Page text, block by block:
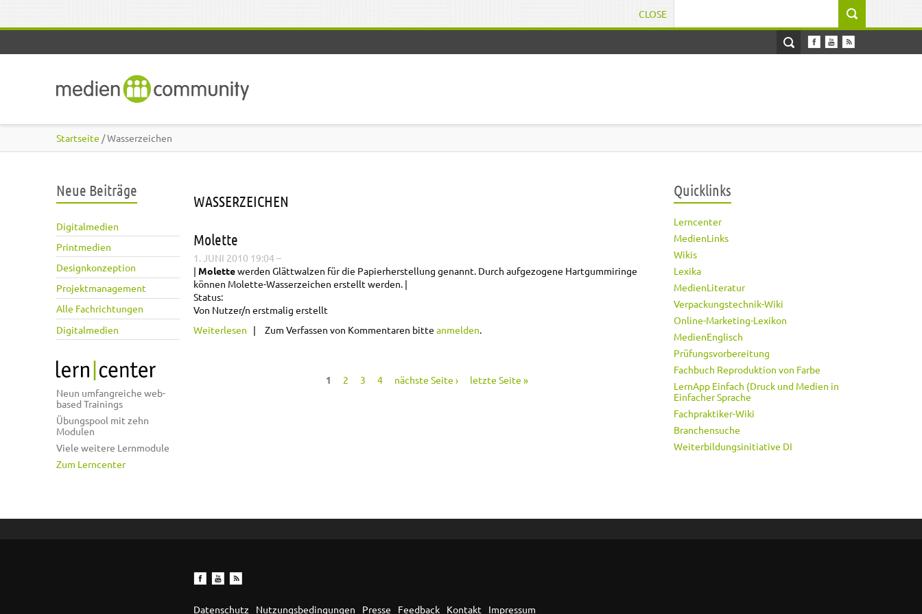
CLOSE
Startseite / Wasserzeichen
Neue Beiträge
Digitalmedien
Printmedien
Designkonzeption
Projektmanagement
Alle Fachrichtungen
Digitalmedien
Neun umfangreiche web-
based Trainings
Übungspool mit zehn
Modulen
Viele weitere Lernmodule
Zum Lerncenter
WASSERZEICHEN
Molette
1. JUNI 2010 19:04 –
Molettewerden Glättwalzen für die Papierherstellung genannt. Durch aufgezogene Hartgummiringe
können Molette-Wasserzeichen erstellt werden.
Status:
Von Nutzer/n erstmalig erstellt
Weiterlesen über Molette
Zum Verfassen von Kommentaren bitte anmelden.
1 2 3 4 nächste Seite › letzte Seite »
Quicklinks
Lerncenter
MedienLinks
Wikis
Lexika
MedienLiteratur
Verpackungstechnik-Wiki
Online-Marketing-Lexikon
MedienEnglisch
Prüfungsvorbereitung
Fachbuch Reproduktion von Farbe
LernApp Einfach (Druck und Medien in
Einfacher Sprache
Fachpraktiker-Wiki
Branchensuche
Weiterbildungsinitiative DI
Datenschutz Nutzungsbedingungen Presse Feedback Kontakt Impressum